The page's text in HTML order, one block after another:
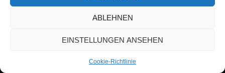
ABLEHNEN
EINSTELLUNGEN ANSEHEN
Cookie-Richtlinie
Halb
Dicke